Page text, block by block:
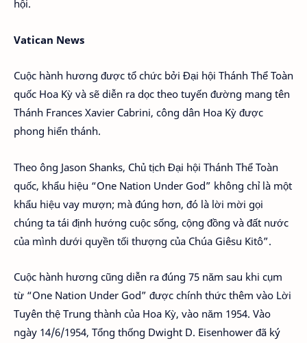
hội.
Vatican News
Cuộc hành hương được tổ chức bởi Đại hội Thánh Thể Toàn
quốc Hoa Kỳ và sẽ diễn ra dọc theo tuyến đường mang tên
Thánh Frances Xavier Cabrini, công dân Hoa Kỳ được
phong hiển thánh.
Theo ông Jason Shanks, Chủ tịch Đại hội Thánh Thể Toàn
quốc, khẩu hiệu “One Nation Under God” không chỉ là một
khẩu hiệu vay mượn; mà đúng hơn, đó là lời mời gọi
chúng ta tái định hướng cuộc sống, cộng đồng và đất nước
của mình dưới quyền tối thượng của Chúa Giêsu Kitô”.
Cuộc hành hương cũng diễn ra đúng 75 năm sau khi cụm
từ “One Nation Under God” được chính thức thêm vào Lời
Tuyên thệ Trung thành của Hoa Kỳ, vào năm 1954. Vào
ngày 14/6/1954, Tổng thống Dwight D. Eisenhower đã ký